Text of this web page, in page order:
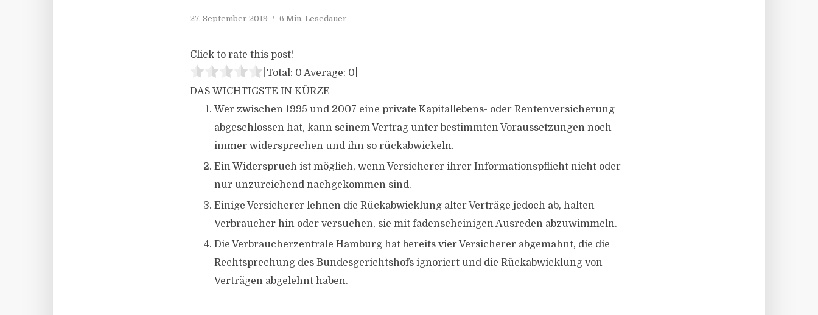
27. September 2019 6 Min. Lesedauer
Click to rate this post!
[Total: 0 Average: 0
DAS WICHTIGSTE IN KÜRZE
Wer zwischen 1995 und 2007 eine private Kapitallebens- oder Rentenversicherung
abgeschlossen hat, kann seinem Vertrag unter bestimmten Voraussetzungen noch
immer widersprechen und ihn so rückabwickeln.
Ein Widerspruch ist möglich, wenn Versicherer ihrer Informationspflicht nicht oder
nur unzureichend nachgekommen sind.
Einige Versicherer lehnen die Rückabwicklung alter Verträge jedoch ab, halten
Verbraucher hin oder versuchen, sie mit fadenscheinigen Ausreden abzuwimmeln.
Die Verbraucherzentrale Hamburg hat bereits vier Versicherer abgemahnt, die die
Rechtsprechung des Bundesgerichtshofs ignoriert und die Rückabwicklung von
Verträgen abgelehnt haben.